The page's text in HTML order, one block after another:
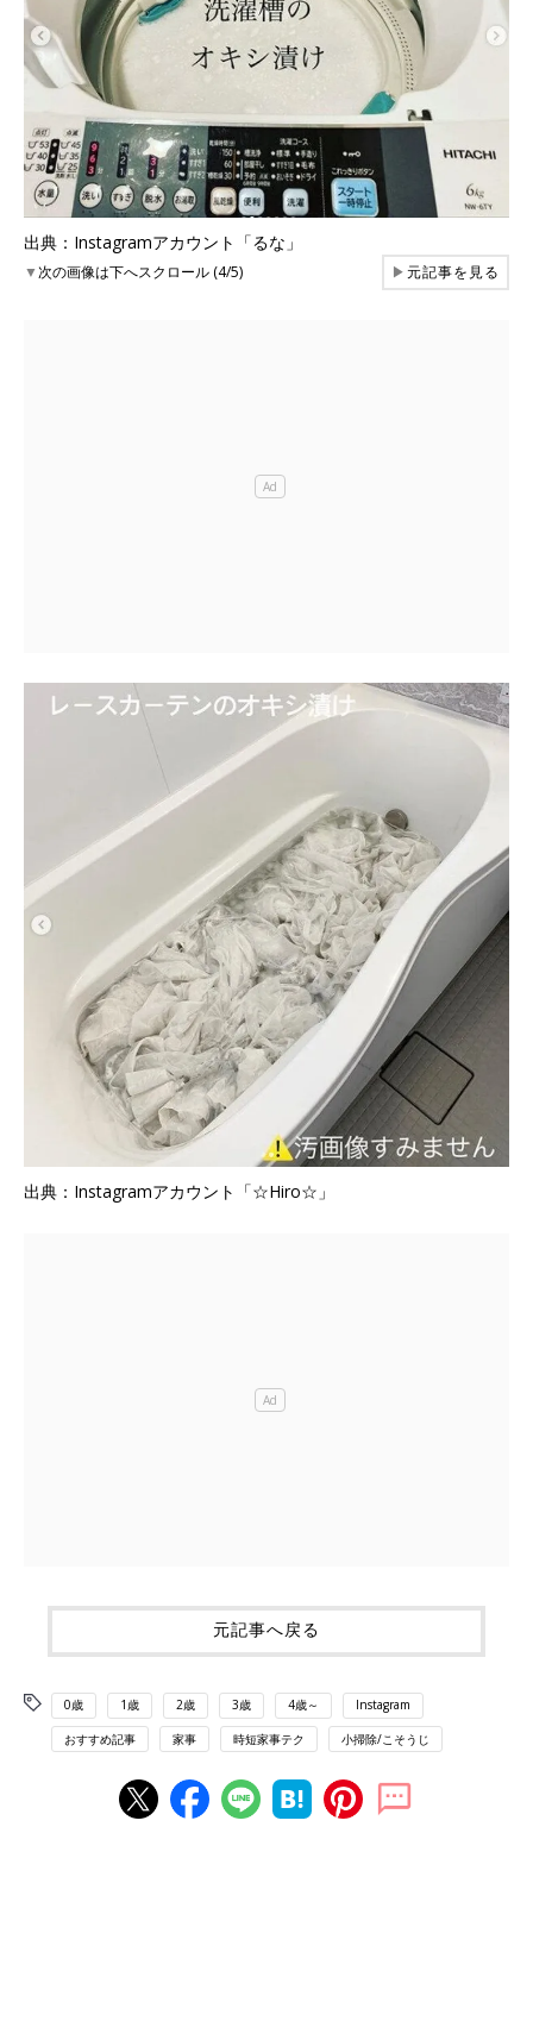
出典：Instagramアカウント「るな」
▼次の画像は下へスクロール (4/5) ▶元記事を見る
出典：Instagramアカウント「☆Hiro☆」
元記事へ戻る
0歳 1歳 2歳 3歳 4歳～ Instagram
おすすめ記事 家事 時短家事テク 小掃除/こそうじ